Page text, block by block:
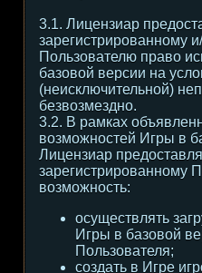
3.1. Лицензиар
зарегистрированному
Пользователю право
базовой версии на
(неисключительной)
безвозмездно.
3.2. В рамках
возможностей Игры в
Лицензиар
зарегистрированному
возможность:
осуществлять
Игры в базовой
Пользователя;
создать в Игре